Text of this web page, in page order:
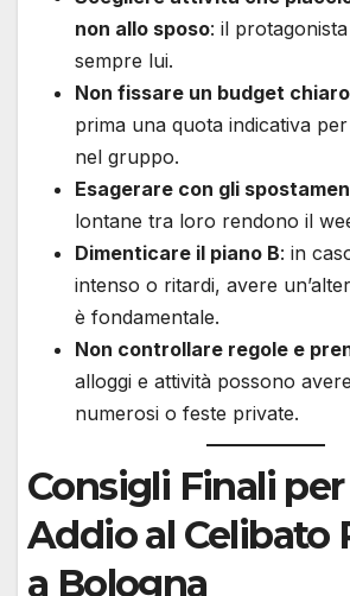
non allo sposo: il
sempre lui.
Non fissare un budget chiaro
prima una quota indicativa
nel gruppo.
Esagerare con gli
lontane tra loro rendono il
Dimenticare il piano B: in
intenso o ritardi, avere
è fondamentale.
Non controllare regole e
alloggi e attività possono
numerosi o feste private.
Consigli Finali
Addio al Celibato
a Bologna